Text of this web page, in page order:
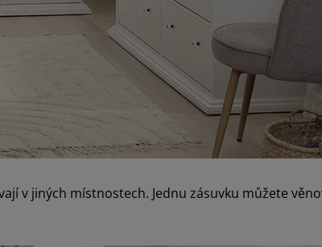
v jiných místnostech. Jednu zásuvku můžete